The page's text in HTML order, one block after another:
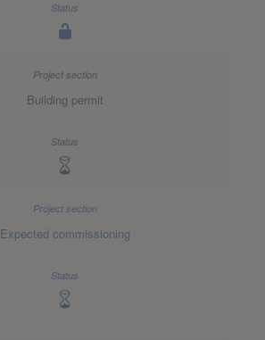
Building permit
Expected commissioning